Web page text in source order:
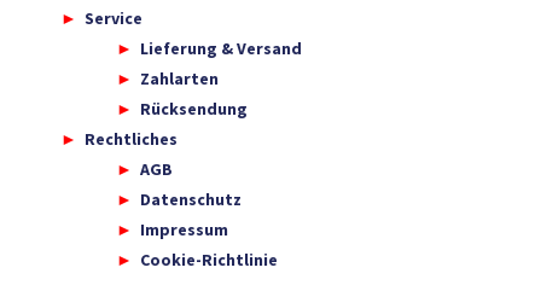
Service
Lieferung & Versand
Zahlarten
Rücksendung
Rechtliches
AGB
Datenschutz
Impressum
Cookie-Richtlinie